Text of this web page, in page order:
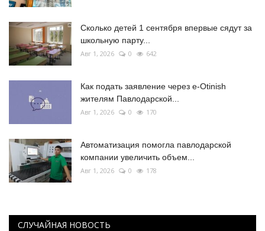
Сколько детей 1 сентября впервые сядут за
школьную парту...
Авг 1, 2026 0 642
Как подать заявление через e-Otinish
жителям Павлодарской...
Авг 1, 2026 0 170
Автоматизация помогла павлодарской
компании увеличить объем...
Авг 1, 2026 0 178
СЛУЧАЙНАЯ НОВОСТЬ